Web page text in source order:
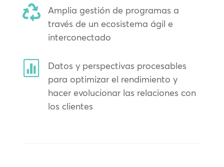

Amplia gestión de programas a
través de un ecosistema ágil e
interconectado

Datos y perspectivas procesables
para optimizar el rendimiento y
hacer evolucionar las relaciones con
los clientes